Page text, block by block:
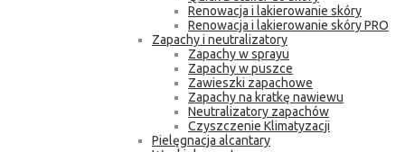
Renowacja i lakierowanie skóry
Renowacja i lakierowanie skóry PRO
Zapachy i neutralizatory
Zapachy w sprayu
Zapachy w puszce
Zawieszki zapachowe
Zapachy na kratkę nawiewu
Neutralizatory zapachów
Czyszczenie Klimatyzacji
Pielęgnacja alcantary